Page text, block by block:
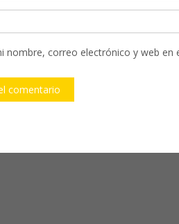
nombre, correo electrónico y web